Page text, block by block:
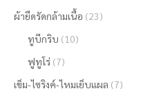
ผ้ายืดรัดกล้ามเนื้อ (23)
ทูบีกริบ (10)
ฟูทูโร่ (7)
เข็ม-ไซริงค์-ไหมเย็บแผล (7)